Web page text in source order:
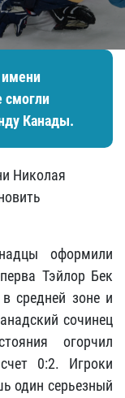
смогли
Канады.
Николая
оформили
Тэйлор Бек
средней зоне и
сочинец
огорчил
0:2. Игроки
один серьезный